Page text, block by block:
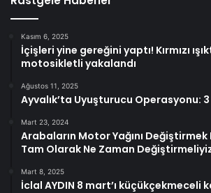
Kasım 6, 2025
İçişleri yine gereğini yaptı! Kırmızı
motosikletli yakalandı
Ağustos 11, 2025
Ayvalık’ta Uyuşturucu Operasyonu:
Mart 23, 2024
Arabaların Motor Yağını Değiştirmek
Tam Olarak Ne Zaman
Mart 8, 2025
İclal AYDIN 8 mart’ı küçükçekmeceli